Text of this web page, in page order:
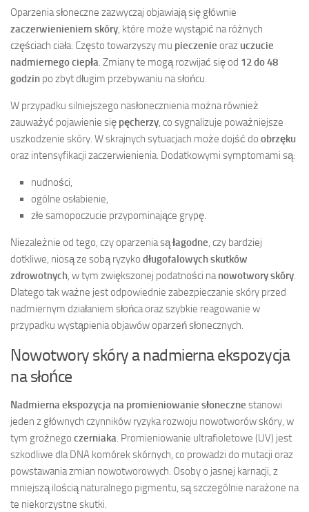
Oparzenia słoneczne zazwyczaj objawiają się głównie
zaczerwienieniem skóry, które może wystąpić na różnych
częściach ciała. Często towarzyszy mu pieczenie oraz uczucie
nadmiernego ciepła. Zmiany te mogą rozwijać się od 12 do 48
godzin po zbyt długim przebywaniu na słońcu.
W przypadku silniejszego nasłonecznienia można również
zauważyć pojawienie się pęcherzy, co sygnalizuje poważniejsze
uszkodzenie skóry. W skrajnych sytuacjach może dojść do obrzęku
oraz intensyfikacji zaczerwienienia. Dodatkowymi symptomami są:
nudności,
ogólne osłabienie,
złe samopoczucie przypominające grypę.
Niezależnie od tego, czy oparzenia sąłagodne, czy bardziej
dotkliwe, niosą ze sobą ryzyko długofalowych skutków
zdrowotnych, w tym zwiększonej podatności nanowotwory skóry.
Dlatego tak ważne jest odpowiednie zabezpieczanie skóry przed
nadmiernym działaniem słońca oraz szybkie reagowanie w
przypadku wystąpienia objawów oparzeń słonecznych.
Nowotwory skóry a nadmierna ekspozycja
na słońce
Nadmierna ekspozycja na promieniowanie słoneczne stanowi
jeden z głównych czynników ryzyka rozwoju nowotworów skóry, w
tym groźnego czerniaka. Promieniowanie ultrafioletowe (UV) jest
szkodliwe dla DNA komórek skórnych, co prowadzi do mutacji oraz
powstawania zmian nowotworowych. Osoby o jasnej karnacji, z
mniejszą ilością naturalnego pigmentu, są szczególnie narażone na
te niekorzystne skutki.